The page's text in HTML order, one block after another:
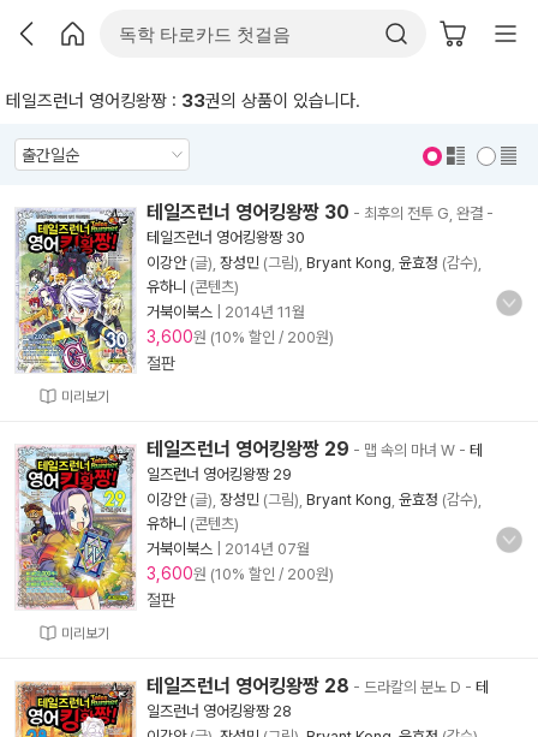
테일즈런너 영어킹왕짱 : 33권의 상품이 있습니다.
미리보기
테일즈런너 영어킹왕짱 30 - 최후의 전투 G, 완결 -
테일즈런너 영어킹왕짱 30
이강안(글), 장성민 (그림), Bryant Kong 윤효정 (감수),
유하니 (콘텐츠)
거북이북스
2014년 11월
3,600원 (10% 할인 / 200원)
절판
미리보기
테일즈런너 영어킹왕짱 29 - 맵 속의 마녀 W - 테
일즈런너 영어킹왕짱 29
이강안(글), 장성민 (그림), Bryant Kong 윤효정 (감수),
유하니 (콘텐츠)
거북이북스
2014년 07월
3,600원 (10% 할인 / 200원)
절판
테일즈런너 영어킹왕짱 28 - 드라칼의 분노 D - 테
일즈런너 영어킹왕짱 28